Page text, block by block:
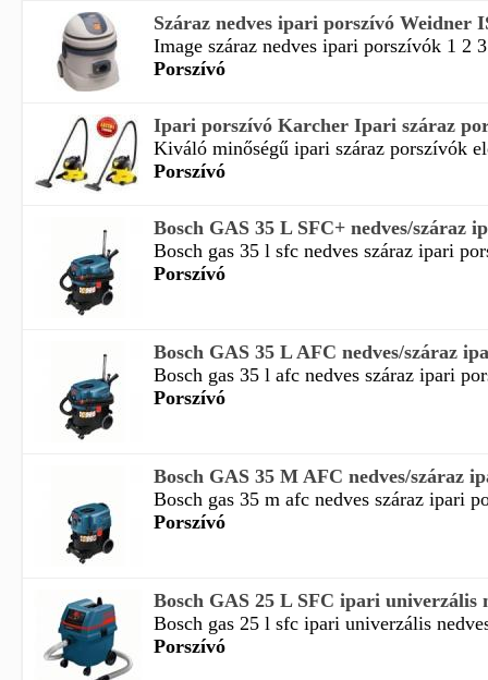
Száraz nedves ipari porszívó Weidner
Image száraz nedves ipari porszívók 1 2
Porszívó
Ipari porszívó Karcher Ipari száraz
Kiváló minőségű ipari száraz porszívók
Porszívó
Bosch GAS 35 L SFC+ nedves/száraz
Bosch gas 35 l sfc nedves száraz ipari
Porszívó
Bosch GAS 35 L AFC nedves/száraz
Bosch gas 35 l afc nedves száraz ipari
Porszívó
Bosch GAS 35 M AFC nedves/száraz
Bosch gas 35 m afc nedves száraz ipari
Porszívó
Bosch GAS 25 L SFC ipari univerzális
Bosch gas 25 l sfc ipari univerzális
Porszívó